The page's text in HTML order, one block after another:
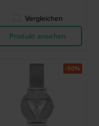
Vergleichen
Produkt ansehen
-50%